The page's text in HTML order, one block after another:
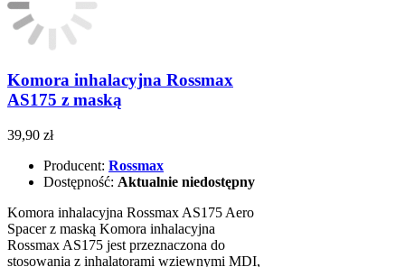
Komora inhalacyjna Rossmax
AS175 z maską
39,90 zł
Producent: Rossmax
Dostępność: Aktualnie niedostępny
Komora inhalacyjna Rossmax AS175 Aero
Spacer z maską Komora inhalacyjna
Rossmax AS175 jest przeznaczona do
stosowania z inhalatorami wziewnymi MDI,